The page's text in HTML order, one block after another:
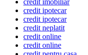
credit imobiliar
credit ipotecar
credit ipotecar
credit neplatit
credit online
credit online